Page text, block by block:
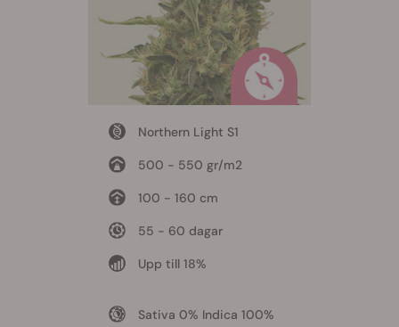
Northern Light S1
500 - 550 gr/m2
100 - 160 cm
55 - 60 dagar
Upp till 18%
Sativa 0% Indica 100%